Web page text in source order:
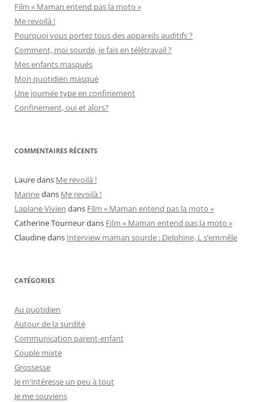
Film « Maman entend pas la moto »
Me revoilà !
Pourquoi vous portez tous des appareils auditifs ?
Comment, moi sourde, je fais en télétravail ?
Mes enfants masqués
Mon quotidien masqué
Une journée type en confinement
Confinement, oui et alors?
COMMENTAIRES RÉCENTS
Lauredans Me revoilà !
Marinedans Me revoilà !
Laplane Vivien dans Film « Maman entend pas la moto »
Catherine Tourneurdans Film « Maman entend pas la moto »
Claudinedans Interview maman sourde : Delphine, L s’emmêle
CATÉGORIES
Au quotidien
Autour de la surdité
Communication parent-enfant
Couple mixte
Grossesse
Je m'intéresse un peu à tout
Je me souviens